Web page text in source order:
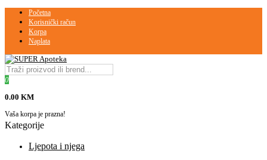
Početna
Korisnički račun
Korpa
Naplata
0
0.00 KM
Vaša korpa je prazna!
Kategorije
Ljepota i njega